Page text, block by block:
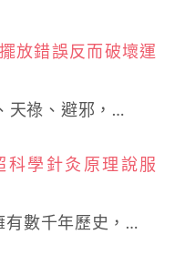
放錯誤反而破壞運
天祿、避邪，…
科學針灸原理說服
有數千年歷史，…